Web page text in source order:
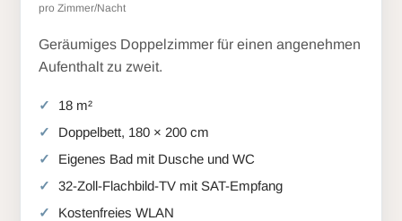
pro Zimmer/Nacht
Geräumiges Doppelzimmer für einen angenehmen
Aufenthalt zu zweit.
18 m²
Doppelbett, 180 × 200 cm
Eigenes Bad mit Dusche und WC
32-Zoll-Flachbild-TV mit SAT-Empfang
Kostenfreies WLAN